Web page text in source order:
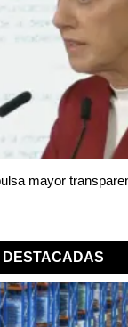
mayor
DESTACADAS